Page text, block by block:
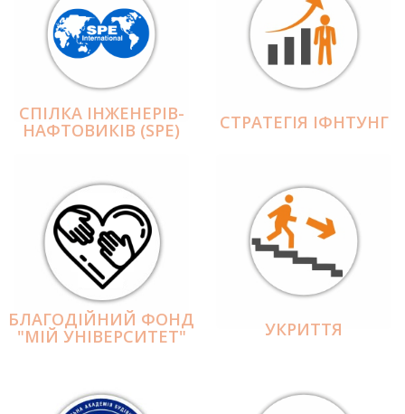
СПІЛКА ІНЖЕНЕРІВ-
НАФТОВИКІВ (SPE) СТРАТЕГІЯ ІФНТУНГ
БЛАГОДІЙНИЙ ФОНД
"МІЙ УНІВЕРСИТЕТ" УКРИТТЯ